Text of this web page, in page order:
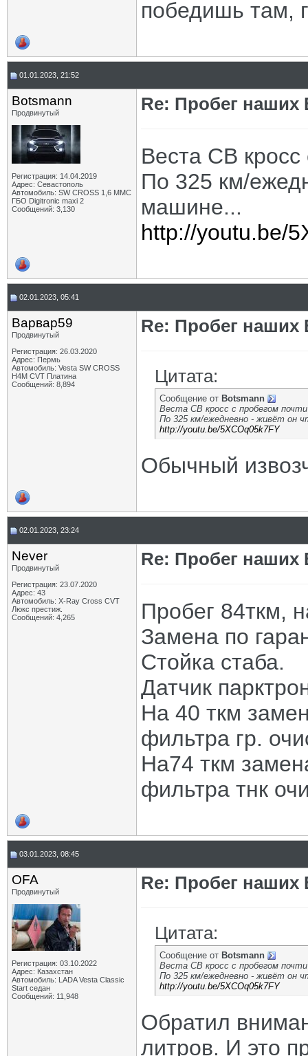
победишь там,
01.01.2023, 21:52
Botsmann
Продвинутый
Регистрация: 14.04.2019
Адрес: Севастополь
Автомобиль: SW CROSS 1,6 ММС
ГБО Digitronic maxi 2
Сообщений: 3,130
Re: Пробег наших
Веста СВ кросс
По 325 км/
машине...
http://youtu.be/
02.01.2023, 05:41
Варвар59
Продвинутый
Регистрация: 26.03.2020
Адрес: Пермь
Автомобиль: Vesta SW CROSS
H4M CVT Платина
Сообщений: 8,894
Re: Пробег наших
Цитата:
Сообщение от Botsmann
Веста СВ кросс с пробегом
По 325 км/ежедневно - живёт он
http://youtu.be/5XCOq05k7FY
Обычный
02.01.2023, 23:24
Never
Продвинутый
Регистрация: 23.07.2020
Адрес: 43
Автомобиль: X-Ray Cross CVT
Люкс престиж.
Сообщений: 4,265
Re: Пробег наших
Пробег 84ткм,
Замена по
Стойка стаба.
Датчик
На 40 ткм
фильтра гр.
На74 ткм
фильтра тнк
03.01.2023, 08:45
OFA
Продвинутый
Регистрация: 03.10.2022
Адрес: Казахстан
Автомобиль: LADA Vesta Classic
Start седан
Сообщений: 11,948
Re: Пробег наших
Цитата:
Сообщение от Botsmann
Веста СВ кросс с пробегом
По 325 км/ежедневно - живёт он
http://youtu.be/5XCOq05k7FY
Обратил
литров. И это